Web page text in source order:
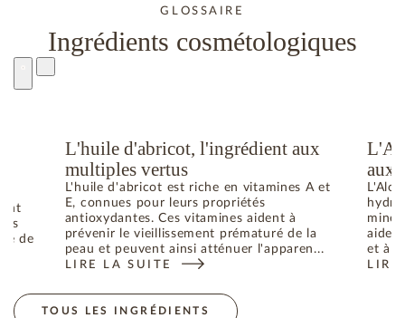
GLOSSAIRE
Ingrédients cosmétologiques
de
L'huile d'abricot, l'ingrédient aux
multiples vertus
L'huile d'abricot est riche en vitamines A et
E, connues pour leurs propriétés
antioxydantes. Ces vitamines aident à
prévenir le vieillissement prématuré de la
peau et peuvent ainsi atténuer l'apparen...
LIRE LA SUITE
: L'HUILE D'ABRICOT, L'INGRÉDIENT AUX
aux
et à
:
TOUS LES INGRÉDIENTS